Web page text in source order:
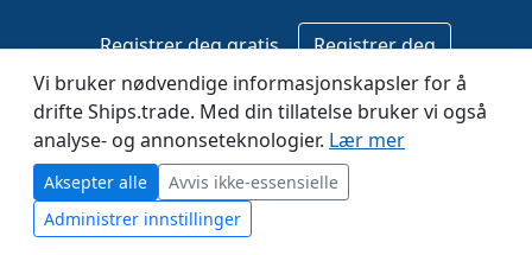
Registrer deg gratis Registrer deg
© 2020–2026 Ships.trade. Operated byMB Unit media
platform.
Vi bruker nødvendige informasjonskapsler for å
drifte Ships.trade. Med din tillatelse bruker vi også
analyse- og annonseteknologier. Lær mer
Aksepter alle
Avvis ikke-essensielle
Administrer innstillinger